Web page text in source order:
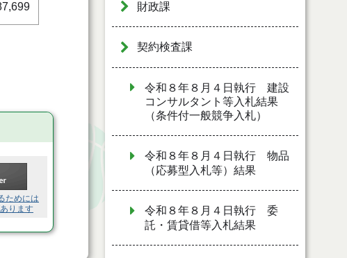
ためには
ります
財政課
契約検査課
令和８年８月４日執行 建設
コンサルタント等入札結果
（条件付一般競争入札）
令和８年８月４日執行 物品
（応募型入札等）結果
令和８年８月４日執行 委
託・賃貸借等入札結果